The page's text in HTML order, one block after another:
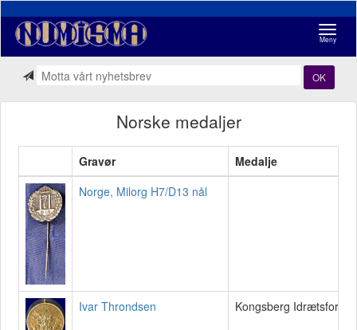
Meny
OK
Norske medaljer
Gravør
Medalje
Norge, Milorg H7/D13 nål
Ivar Throndsen Kongsberg